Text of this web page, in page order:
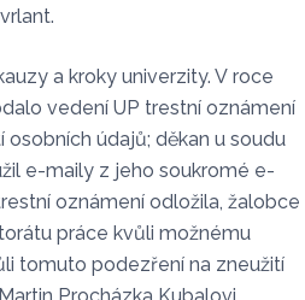
a kroky univerzity. V roce
vedení UP trestní oznámení
údajů; děkan u soudu
e-maily z jeho soukromé e-
oznámení odložila, žalobce
práce kvůli možnému
tomuto podezření na zneužití